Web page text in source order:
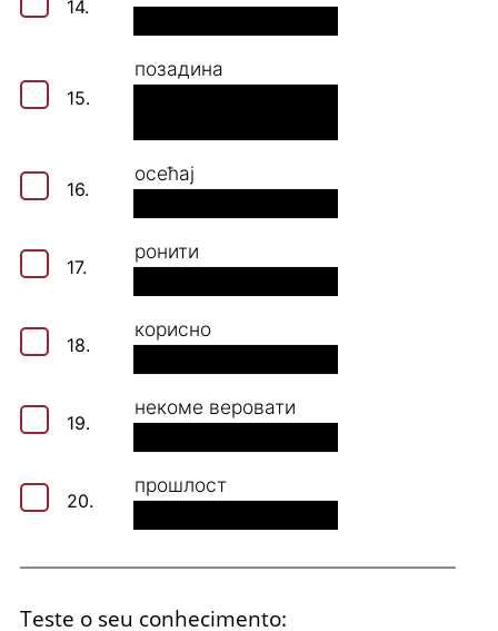
14.
15.
позадина
16.
осећај
17.
ронити
18.
корисно
19.
некоме веровати
20.
прошлост
Teste o seu conhecimento: